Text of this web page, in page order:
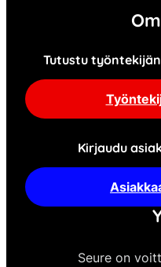
Tutustu
Kirjaudu
Seure on